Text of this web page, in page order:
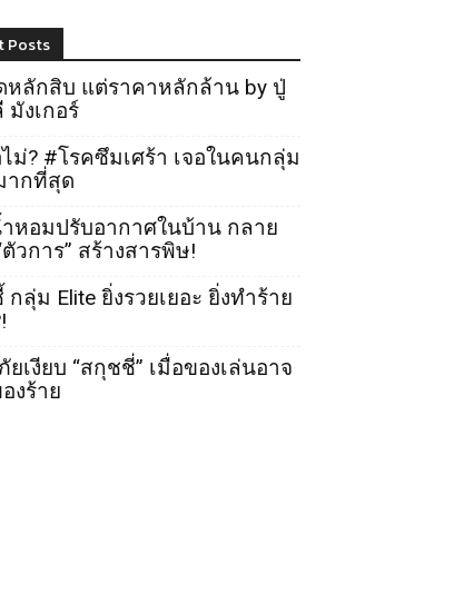
Posts
หลักสิบ แต่ราคาหลักล้าน by ปู่
มังเกอร์
ม่? #โรคซึมเศร้า เจอในคนกลุ่ม
ากที่สุด
หอมปรับอากาศในบ้าน กลาย
ตัวการ” สร้างสารพิษ!
กลุ่ม Elite ยิ่งรวยเยอะ ยิ่งทำร้าย
ยเงียบ “สกุชชี่” เมื่อของเล่นอาจ
งร้าย